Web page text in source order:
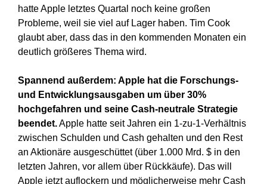
hatte Apple letztes Quartal noch keine großen
Probleme, weil sie viel auf Lager haben. Tim Cook
glaubt aber, dass das in den kommenden Monaten ein
deutlich größeres Thema wird.
Spannend außerdem: Apple hat die Forschungs-
und Entwicklungsausgaben um über 30%
hochgefahren und seine Cash-neutrale Strategie
beendet.Apple hatte seit Jahren ein 1-zu-1-Verhältnis
zwischen Schulden und Cash gehalten und den Rest
an Aktionäre ausgeschüttet (über 1.000 Mrd. $ in den
letzten Jahren, vor allem über Rückkäufe). Das will
Apple jetzt auflockern und möglicherweise mehr Cash